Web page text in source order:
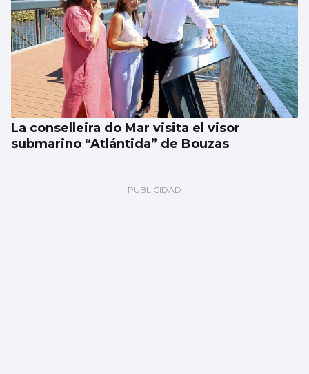
La conselleira do Mar visita el visor
submarino “Atlántida” de Bouzas